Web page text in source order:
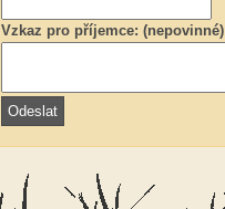
Vzkaz pro příjemce: (nepovinné)